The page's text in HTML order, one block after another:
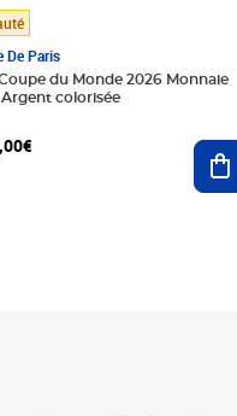
De Paris
du Monde 2026 Monnaie
colorisée
,00€